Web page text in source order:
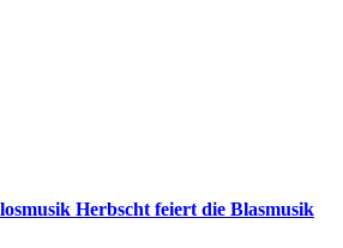
Herbscht feiert die Blasmusik